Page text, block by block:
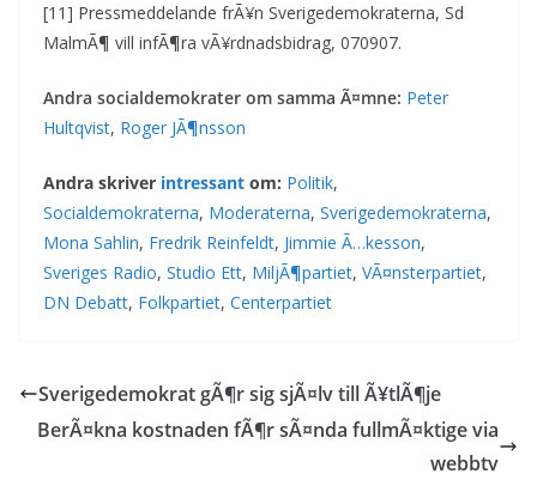
[11] Pressmeddelande frÃ¥n Sverigedemokraterna, Sd
MalmÃ¶ vill infÃ¶ra vÃ¥rdnadsbidrag, 070907.
Andra socialdemokrater om samma Ã¤mne: Peter
Hultqvist, Roger JÃ¶nsson
Andra skriver intressant om: Politik,
Socialdemokraterna, Moderaterna, Sverigedemokraterna,
Mona Sahlin, Fredrik Reinfeldt, Jimmie Ã…kesson,
Sveriges Radio, Studio Ett, MiljÃ¶partiet, VÃ¤nsterpartiet,
DN Debatt, Folkpartiet, Centerpartiet
Sverigedemokrat gÃ¶r sig sjÃ¤lv till Ã¥tlÃ¶je
BerÃ¤kna kostnaden fÃ¶r sÃ¤nda fullmÃ¤ktige via
webbtv